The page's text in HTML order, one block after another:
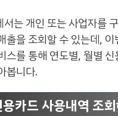
서는 개인 또는 사업자를
출을 조회할 수 있는데,
스를 통해 연도별, 월별
봅니다.
카드 사용내역 조